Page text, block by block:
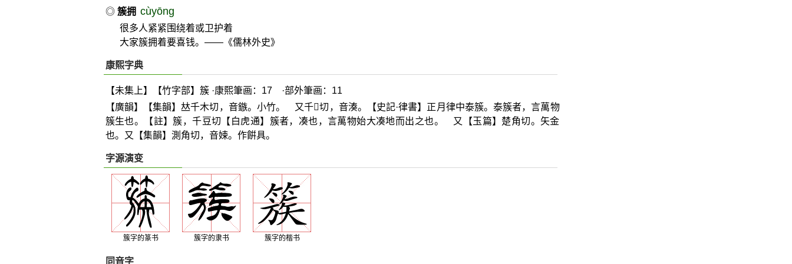
◎ 簇拥 cùyōng
很多人紧紧围绕着或卫护着
大家簇拥着要喜钱。——《儒林外史》
康熙字典
【未集上】【竹字部】簇 ·康熙筆画：17 ·部外筆画：11
【廣韻】【集韻】𠀤千木切，音鏃。小竹。 又千𠋫切，音湊。【史記·律書】正月律中泰簇。泰簇者，言萬物
簇生也。【註】簇，千豆切【白虎通】簇者，凑也，言萬物始大凑地而出之也。 又【玉篇】楚角切。矢金
也。又【集韻】測角切，音娕。作餠具。
字源演变
簇字的篆书 簇字的隶书 簇字的楷书
同音字